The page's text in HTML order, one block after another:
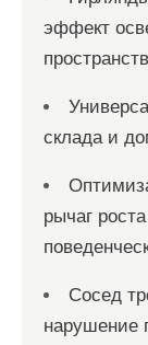
эффект
склада и
рычаг
Сосед
нарушение